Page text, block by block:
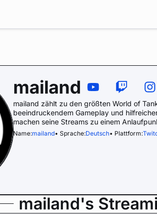
mailand
mailand zählt zu den größten World of
beeindruckendem Gameplay und
machen seine Streams zu einem
Name:mailand• Sprache:Deutsch• Plattform:
mailand's